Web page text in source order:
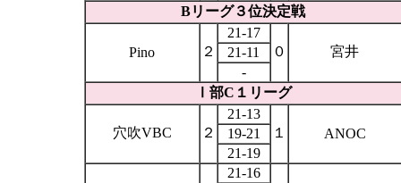
Bリーグ３位決定戦
Pino ２
21-17
０
宮井
21-11
-
Ⅰ部C １リーグ
穴吹VBC ２
21-13
１
ANOC
19-21
21-19
21-16